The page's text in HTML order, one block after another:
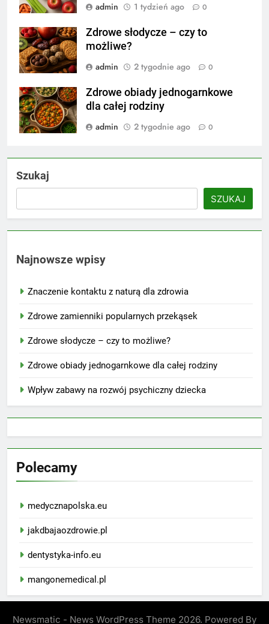
admin
1 tydzień ago 0
Zdrowe słodycze – czy to
możliwe?
admin
2 tygodnie ago 0
Zdrowe obiady jednogarnkowe
dla całej rodziny
admin
2 tygodnie ago 0
Szukaj
SZUKAJ
Najnowsze wpisy
Znaczenie kontaktu z naturą dla zdrowia
Zdrowe zamienniki popularnych przekąsek
Zdrowe słodycze – czy to możliwe?
Zdrowe obiady jednogarnkowe dla całej rodziny
Wpływ zabawy na rozwój psychiczny dziecka
Polecamy
medycznapolska.eu
jakdbajaozdrowie.pl
dentystyka-info.eu
mangonemedical.pl
Newsmatic - News WordPress Theme 2026. Powered By